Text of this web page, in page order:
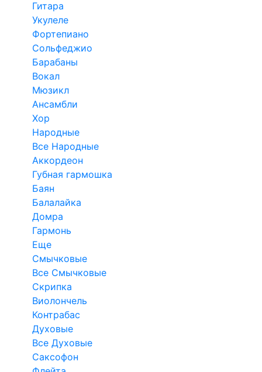
Гитара
Укулеле
Фортепиано
Сольфеджио
Барабаны
Вокал
Мюзикл
Ансамбли
Хор
Народные
Все Народные
Аккордеон
Губная гармошка
Баян
Балалайка
Домра
Гармонь
Еще
Смычковые
Все Смычковые
Скрипка
Виолончель
Контрабас
Духовые
Все Духовые
Саксофон